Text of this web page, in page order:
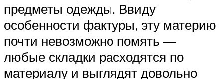
предметы одежды. Ввиду
особенности фактуры, эту материю
почти невозможно помять —
любые складки расходятся по
материалу и выглядят довольно